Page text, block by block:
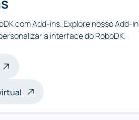
com Add-ins. Explore nosso Add-in
a interface do RoboDK.